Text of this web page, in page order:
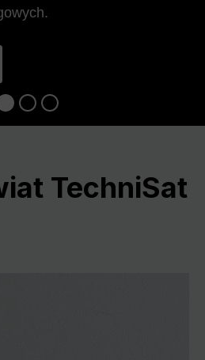
TechniSat